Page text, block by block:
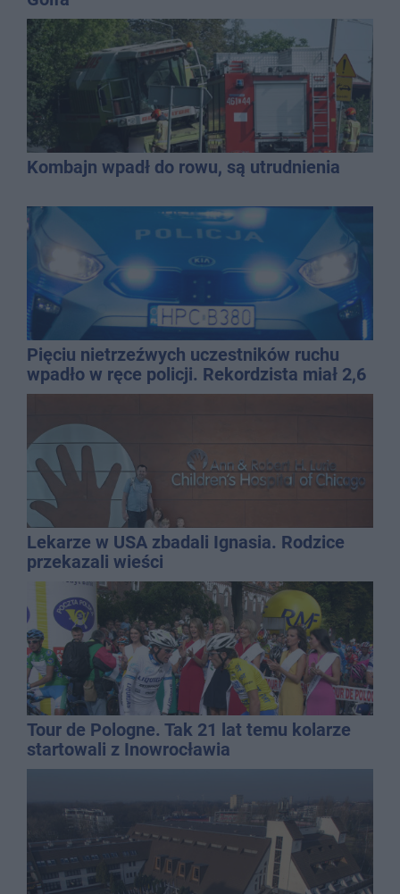
Kombajn wpadł do rowu, są utrudnienia
Pięciu nietrzeźwych uczestników ruchu
wpadło w ręce policji. Rekordzista miał 2,6
promila
Lekarze w USA zbadali Ignasia. Rodzice
przekazali wieści
Tour de Pologne. Tak 21 lat temu kolarze
startowali z Inowrocławia